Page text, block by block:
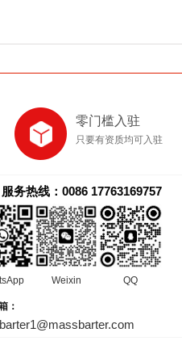
零门槛入驻
只要有资质均可入驻
服务热线：0086 17763169757
Weixin QQ
：